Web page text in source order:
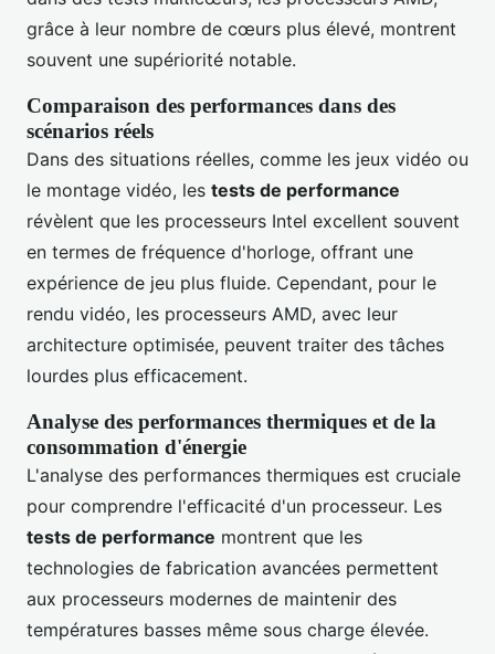
grâce à leur nombre de cœurs plus élevé, montrent
souvent une supériorité notable.
Comparaison des performances dans des
scénarios réels
Dans des situations réelles, comme les jeux vidéo ou
le montage vidéo, les tests de performance
révèlent que les processeurs Intel excellent souvent
en termes de fréquence d'horloge, offrant une
expérience de jeu plus fluide. Cependant, pour le
rendu vidéo, les processeurs AMD, avec leur
architecture optimisée, peuvent traiter des tâches
lourdes plus efficacement.
Analyse des performances thermiques et de la
consommation d'énergie
L'analyse des performances thermiques est cruciale
pour comprendre l'efficacité d'un processeur. Les
tests de performance montrent que les
technologies de fabrication avancées permettent
aux processeurs modernes de maintenir des
températures basses même sous charge élevée.